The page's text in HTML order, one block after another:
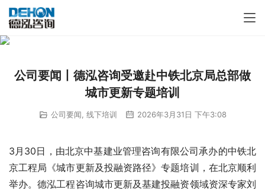
公司要闻丨德泓咨询受邀赴中铁北京局总部做
城市更新专题培训
公司要闻 线下培训 2026年3月31日 下午3:08
3月30日，由北京中基建业管理咨询有限公司承办的中铁北
京工程局《城市更新及投融资路径》专题培训，在北京顺利
举办。德泓工程咨询城市更新及基建投融资领域资深专家刘